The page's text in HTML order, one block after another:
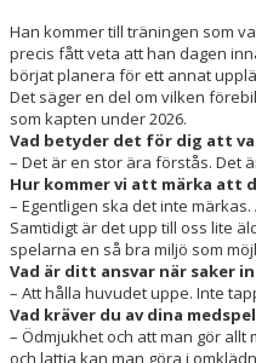
Han kommer till träningen som
precis fått veta att han dagen
börjat planera för ett annat
Det säger en del om vilken
som kapten under 2026.
Vad betyder det för dig att
– Det är en stor ära förstås. Det
Hur kommer vi att märka att
– Egentligen ska det inte
Samtidigt är det upp till oss lite
spelarna en så bra miljö som
Vad är ditt ansvar när saker
– Att hålla huvudet uppe. Inte
Vad kräver du av dina
– Ödmjukhet och att man gör allt
och lattja kan man göra i